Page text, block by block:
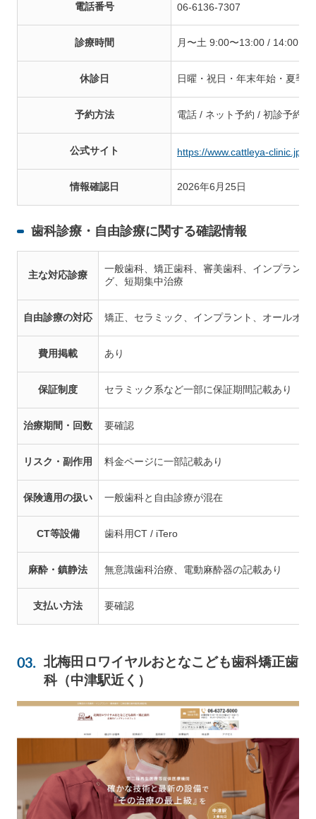
電話番号 06-6136-7307
診療時間 月〜土 9:00〜13:00 / 14:00〜
休診日 日曜・祝日・年末年始・夏季
予約方法 電話 / ネット予約 / 初診予約
公式サイト https://www.cattleya-clinic.jp/
情報確認日 2026年6月25日
歯科診療・自由診療に関する確認情報
主な対応診療
一般歯科、矯正歯科、審美歯科、インプラン
グ、短期集中治療
自由診療の対応 矯正、セラミック、インプラント、オールオ
費用掲載 あり
保証制度 セラミック系など一部に保証期間記載あり
治療期間・回数 要確認
リスク・副作用 料金ページに一部記載あり
保険適用の扱い 一般歯科と自由診療が混在
CT等設備 歯科用CT / iTero
麻酔・鎮静法 無意識歯科治療、電動麻酔器の記載あり
支払い方法 要確認
北梅田ロワイヤルおとなこども歯科矯正歯
科（中津駅近く）